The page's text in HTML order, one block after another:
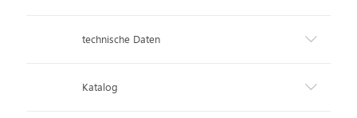
technische Daten
Katalog